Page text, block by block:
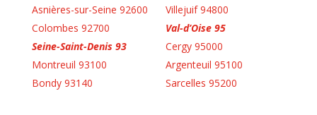
Asnières-sur-Seine 92600
Colombes 92700
Seine-Saint-Denis 93
Montreuil 93100
Bondy 93140
Villejuif 94800
Val-d’Oise 95
Cergy 95000
Argenteuil 95100
Sarcelles 95200